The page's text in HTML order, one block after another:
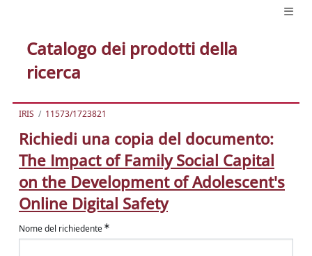
Catalogo dei prodotti della
ricerca
IRIS 11573/1723821
Richiedi una copia del documento:
The Impact of Family Social Capital
on the Development of Adolescent's
Online Digital Safety
Nome del richiedente